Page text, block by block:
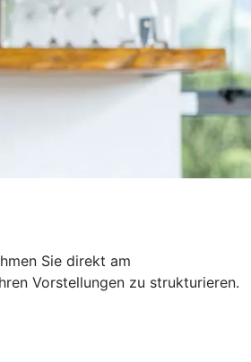
Sie direkt am
Vorstellungen zu strukturieren.